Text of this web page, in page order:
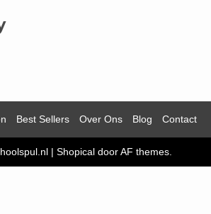
Best Sellers Over Ons Blog Contact
| Shopical door AF themes.